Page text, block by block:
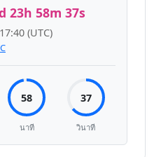
23h 58m 37s
17:40 (UTC)
58
นาที
37
วินาที